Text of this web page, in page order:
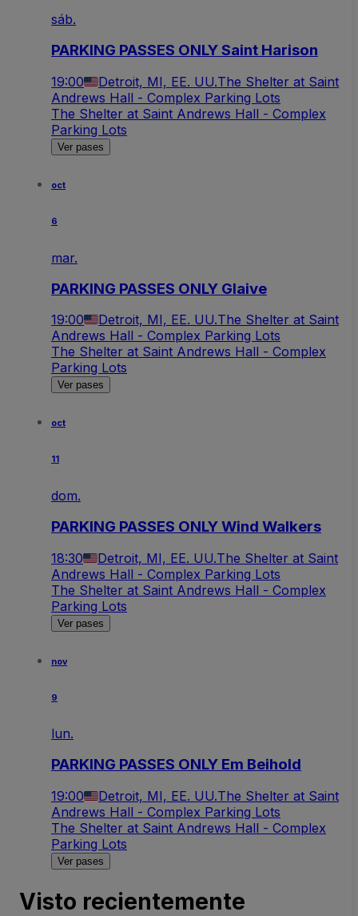
sáb.
PARKING PASSES ONLY Saint Harison
19:00 Detroit, MI, EE. UU.The Shelter at Saint
Andrews Hall - Complex Parking Lots
The Shelter at Saint Andrews Hall - Complex
Parking Lots
Ver pases
oct
6
mar.
PARKING PASSES ONLY Glaive
19:00 Detroit, MI, EE. UU.The Shelter at Saint
Andrews Hall - Complex Parking Lots
The Shelter at Saint Andrews Hall - Complex
Parking Lots
Ver pases
oct
11
dom.
PARKING PASSES ONLY Wind Walkers
18:30 Detroit, MI, EE. UU.The Shelter at Saint
Andrews Hall - Complex Parking Lots
The Shelter at Saint Andrews Hall - Complex
Parking Lots
Ver pases
nov
9
lun.
PARKING PASSES ONLY Em Beihold
19:00 Detroit, MI, EE. UU.The Shelter at Saint
Andrews Hall - Complex Parking Lots
The Shelter at Saint Andrews Hall - Complex
Parking Lots
Ver pases
Visto recientemente